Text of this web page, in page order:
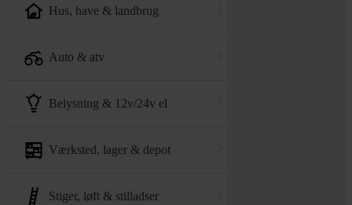
hus, have & landbrug
auto & atv
belysning & 12v/24v el
værksted, lager & depot
stiger, løft & stilladser